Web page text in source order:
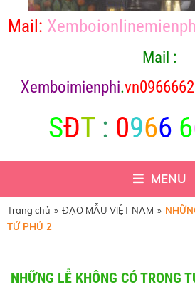
Mail:
Mail :
Xemboimienphi.
SĐT : 0966 6
MENU
Trang chủ » ĐẠO MẪU VIỆT NAM »
TỨ PHỦ 2
NHỮNG LỄ KHÔNG CÓ TRONG